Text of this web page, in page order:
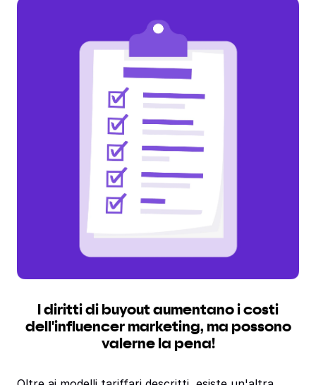
I diritti di buyout aumentano i costi
dell'influencer marketing, ma possono
valerne la pena!